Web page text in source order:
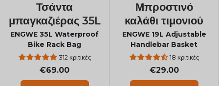
Τσάντα
μπαγκαζιέρας 35L
ENGWE 35L Waterproof
Bike Rack Bag
312 κριτικές
€69.00
Μπροστινό
καλάθι τιμονιού
ENGWE 19L Adjustable
Handlebar Basket
18 κριτικές
€29.00